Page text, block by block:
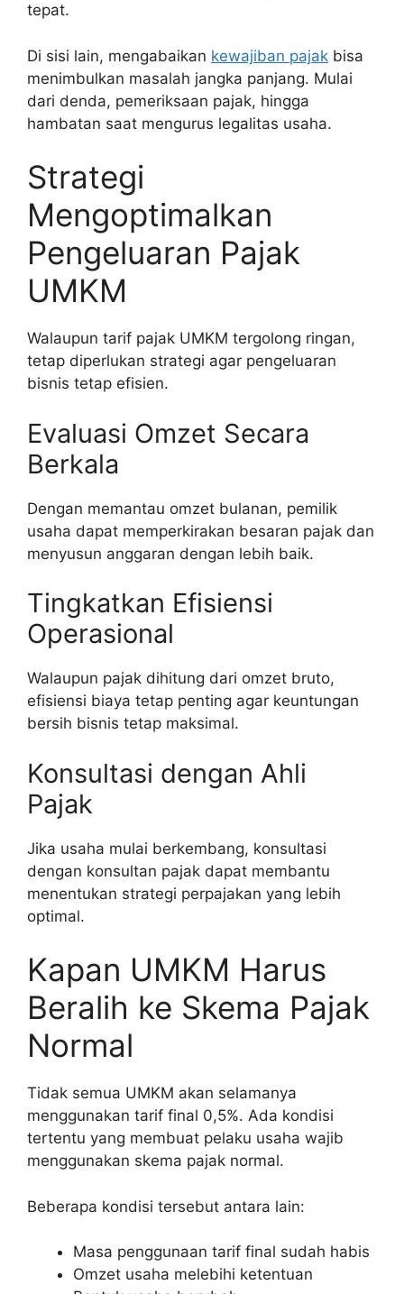
tepat.
Di sisi lain, mengabaikan kewajiban pajak bisa
menimbulkan masalah jangka panjang. Mulai
dari denda, pemeriksaan pajak, hingga
hambatan saat mengurus legalitas usaha.
Strategi
Mengoptimalkan
Pengeluaran Pajak
UMKM
Walaupun tarif pajak UMKM tergolong ringan,
tetap diperlukan strategi agar pengeluaran
bisnis tetap efisien.
Evaluasi Omzet Secara
Berkala
Dengan memantau omzet bulanan, pemilik
usaha dapat memperkirakan besaran pajak dan
menyusun anggaran dengan lebih baik.
Tingkatkan Efisiensi
Operasional
Walaupun pajak dihitung dari omzet bruto,
efisiensi biaya tetap penting agar keuntungan
bersih bisnis tetap maksimal.
Konsultasi dengan Ahli
Pajak
Jika usaha mulai berkembang, konsultasi
dengan konsultan pajak dapat membantu
menentukan strategi perpajakan yang lebih
optimal.
Kapan UMKM Harus
Beralih ke Skema Pajak
Normal
Tidak semua UMKM akan selamanya
menggunakan tarif final 0,5%. Ada kondisi
tertentu yang membuat pelaku usaha wajib
menggunakan skema pajak normal.
Beberapa kondisi tersebut antara lain:
Masa penggunaan tarif final sudah habis
Omzet usaha melebihi ketentuan